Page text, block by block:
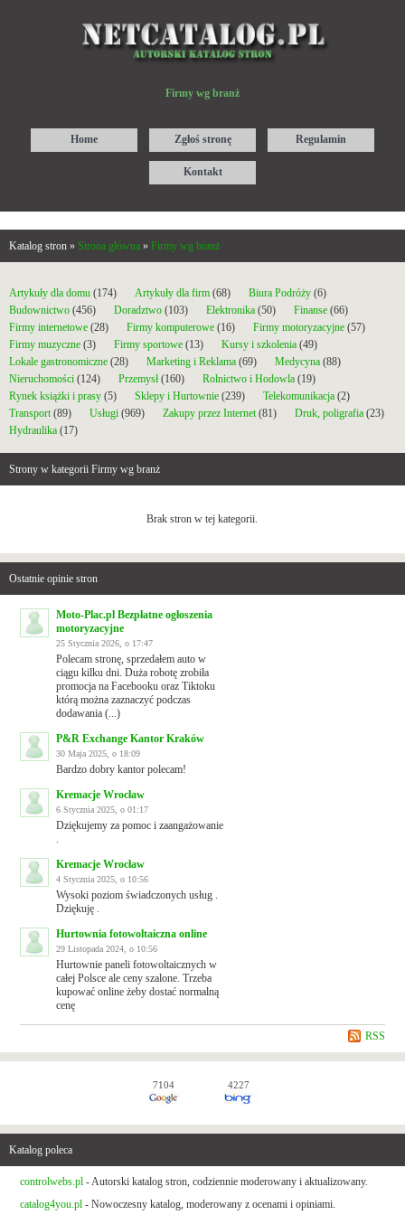
Firmy wg branż
Home Zgłoś stronę Regulamin
Kontakt
Katalog stron » Strona główna » Firmy wg branż
Artykuły dla domu (174) Artykuły dla firm (68) Biura Podróży (6)
Budownictwo (456) Doradztwo (103) Elektronika (50) Finanse (66)
Firmy internetowe (28) Firmy komputerowe (16) Firmy motoryzacyjne (57)
Firmy muzyczne (3) Firmy sportowe (13) Kursy i szkolenia (49)
Lokale gastronomiczne (28) Marketing i Reklama (69) Medycyna (88)
Nieruchomości (124) Przemysł(160) Rolnictwo i Hodowla (19)
Rynek książki i prasy (5) Sklepy i Hurtownie (239) Telekomunikacja (2)
Transport (89) Usługi (969) Zakupy przez Internet (81) Druk, poligrafia (23)
Hydraulika (17)
Strony w kategorii Firmy wg branż
Brak stron w tej kategorii.
Ostatnie opinie stron
Moto-Plac.pl Bezpłatne ogłoszenia
motoryzacyjne
25 Stycznia 2026, o 17:47
Polecam stronę, sprzedałem auto w
ciągu kilku dni. Duża robotę zrobiła
promocja na Facebooku oraz Tiktoku
którą można zaznaczyć podczas
dodawania (...)
P&R Exchange Kantor Kraków
30 Maja 2025, o 18:09
Bardzo dobry kantor polecam!
Kremacje Wrocław
6 Stycznia 2025, o 01:17
Dziękujemy za pomoc i zaangażowanie
Kremacje Wrocław
4 Stycznia 2025, o 10:56
Wysoki poziom świadczonych usług .
Dziękuję .
Hurtownia fotowoltaiczna online
29 Listopada 2024, o 10:56
Hurtownie paneli fotowoltaicznych w
całej Polsce ale ceny szalone. Trzeba
kupować online żeby dostać normalną
cenę
RSS
7104 4227
Katalog poleca
controlwebs.pl - Autorski katalog stron, codziennie moderowany i aktualizowany.
catalog4you.pl - Nowoczesny katalog, moderowany z ocenami i opiniami.